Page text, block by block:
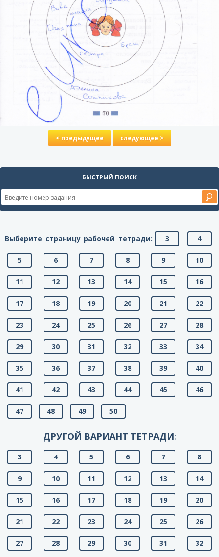
< предыдущее следующее >
БЫСТРЫЙ ПОИСК
Выберите страницу рабочей тетради: 3 4
5 6 7 8 9 10
11 12 13 14 15 16
17 18 19 20 21 22
23 24 25 26 27 28
29 30 31 32 33 34
35 36 37 38 39 40
41 42 43 44 45 46
47 48 49 50
ДРУГОЙ ВАРИАНТ ТЕТРАДИ:
3 4 5 6 7 8
9 10 11 12 13 14
15 16 17 18 19 20
21 22 23 24 25 26
27 28 29 30 31 32